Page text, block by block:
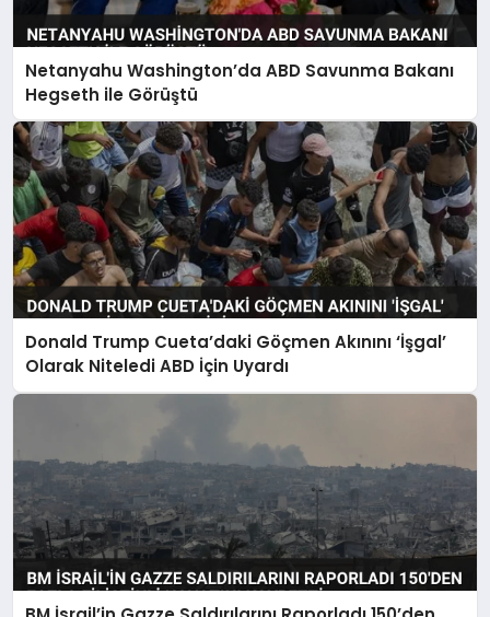
Netanyahu Washington’da ABD Savunma Bakanı
Hegseth ile Görüştü
Donald Trump Cueta’daki Göçmen Akınını ‘İşgal’
Olarak Niteledi ABD İçin Uyardı